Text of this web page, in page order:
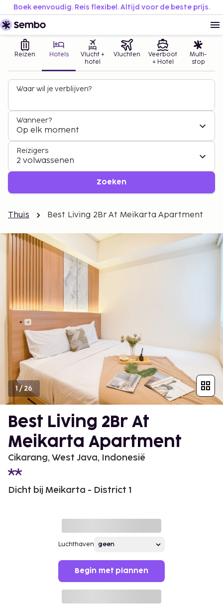
Boek eenvoudig. Reis flexibel. Altijd voor de beste prijs.
Reizen Hotels
Vlucht +
hotel
Vluchten
Veerboot
+ Hotel
Multi-
stop
Waar wil je verblijven?
Wanneer?
Op elk moment
Reizigers
2 volwassenen
Zoeken
Thuis Best Living 2Br At Meikarta Apartment
1 /26
Best Living 2Br At
Meikarta Apartment
Cikarang, West Java, Indonesië
Dicht bij Meikarta - District 1
Luchthaven
Begin met plannen